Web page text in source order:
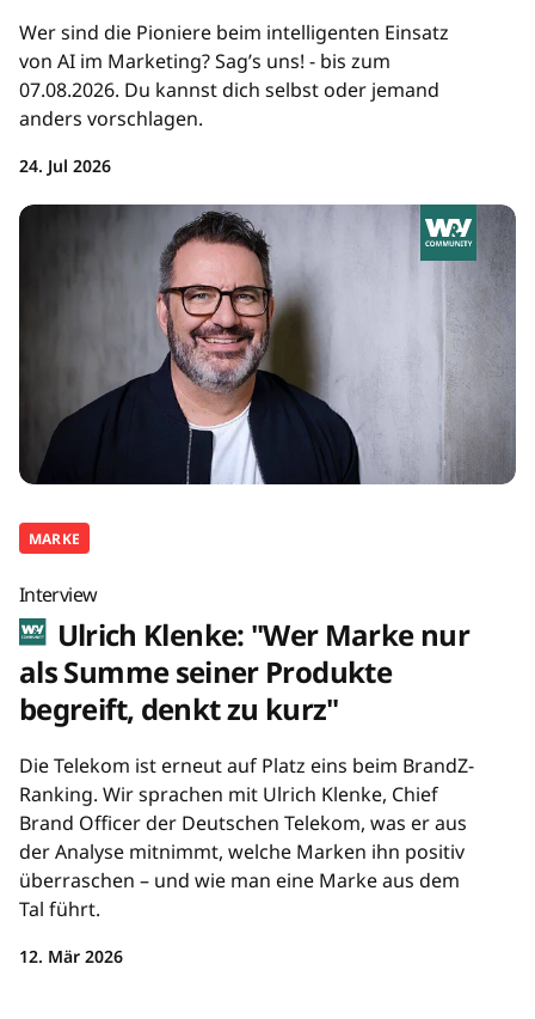
Wer sind die Pioniere beim intelligenten Einsatz
von AI im Marketing? Sag’s uns! - bis zum
07.08.2026. Du kannst dich selbst oder jemand
anders vorschlagen.
24. Jul 2026
MARKE
Interview
Ulrich Klenke: "Wer Marke nur
als Summe seiner Produkte
begreift, denkt zu kurz"
Die Telekom ist erneut auf Platz eins beim BrandZ-
Ranking. Wir sprachen mit Ulrich Klenke, Chief
Brand Officer der Deutschen Telekom, was er aus
der Analyse mitnimmt, welche Marken ihn positiv
überraschen – und wie man eine Marke aus dem
Tal führt.
12. Mär 2026